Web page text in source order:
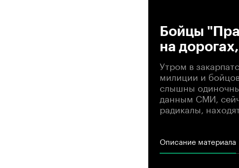
Бойцы
на
Утром в
милиции и
слышны
данным СМИ,
радикалы,
Описание материала